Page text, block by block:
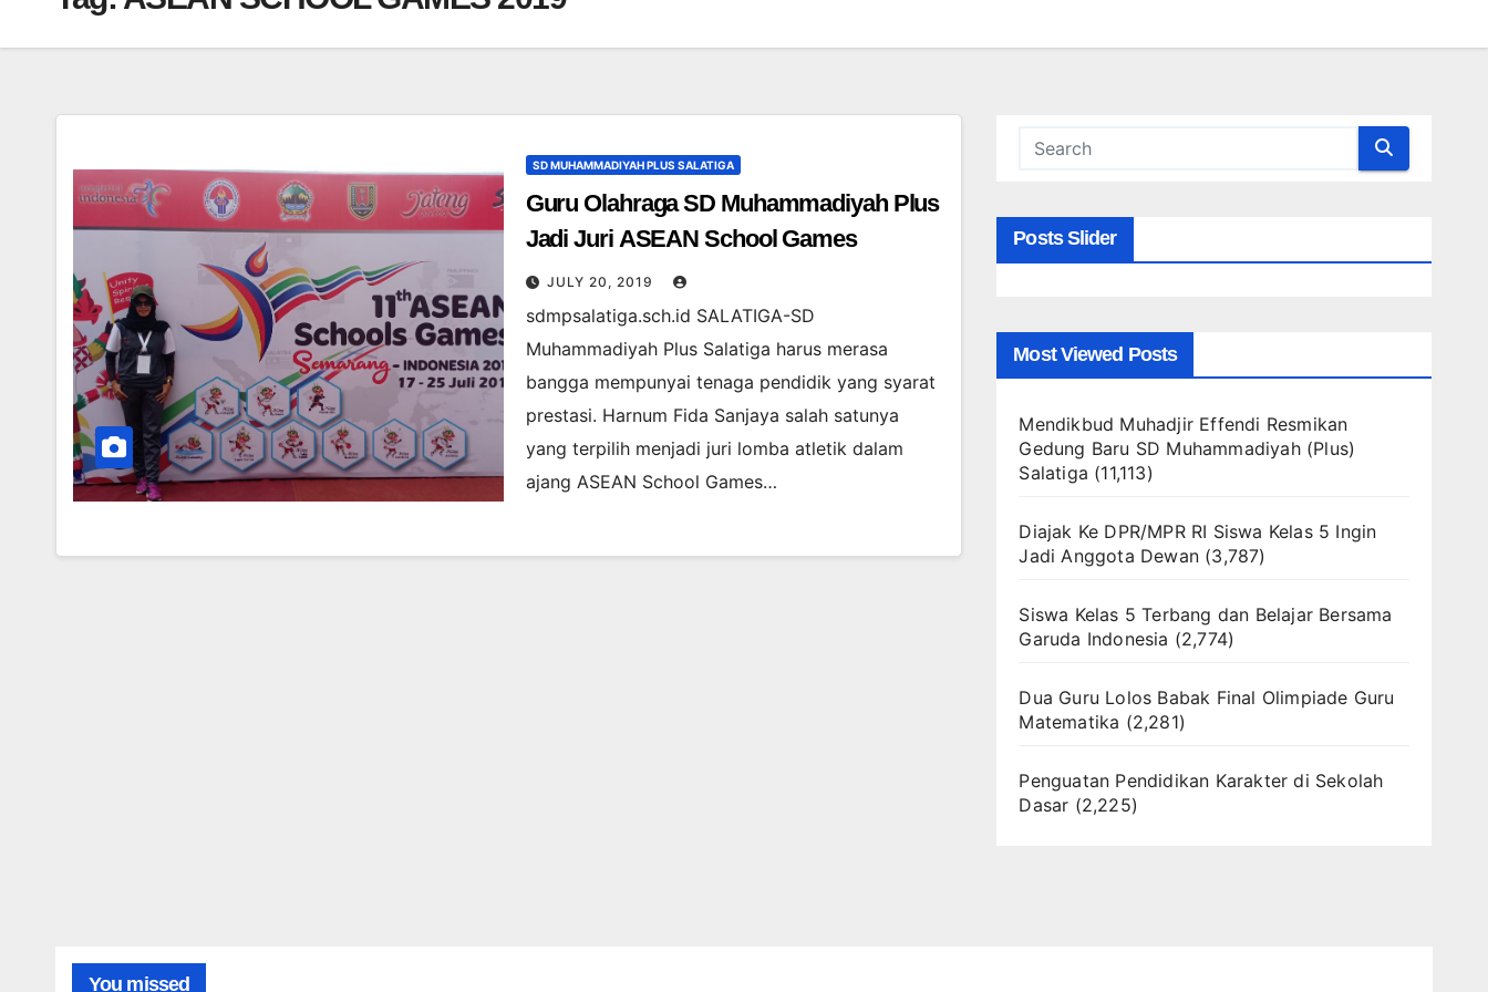
SD MUHAMMADIYAH PLUS SALATIGA
Guru Olahraga SD Muhammadiyah Plus
Jadi Juri ASEAN School Games
JULY 20, 2019
sdmpsalatiga.sch.id SALATIGA-SD
Muhammadiyah Plus Salatiga harus merasa
bangga mempunyai tenaga pendidik yang syarat
prestasi. Harnum Fida Sanjaya salah satunya
yang terpilih menjadi juri lomba atletik dalam
ajang ASEAN School Games…
Posts Slider
Most Viewed Posts
Mendikbud Muhadjir Effendi Resmikan
Gedung Baru SD Muhammadiyah (Plus)
Salatiga (11,113)
Diajak Ke DPR/MPR RI Siswa Kelas 5 Ingin
Jadi Anggota Dewan (3,787)
Siswa Kelas 5 Terbang dan Belajar Bersama
Garuda Indonesia (2,774)
Dua Guru Lolos Babak Final Olimpiade Guru
Matematika (2,281)
Penguatan Pendidikan Karakter di Sekolah
Dasar (2,225)
You missed